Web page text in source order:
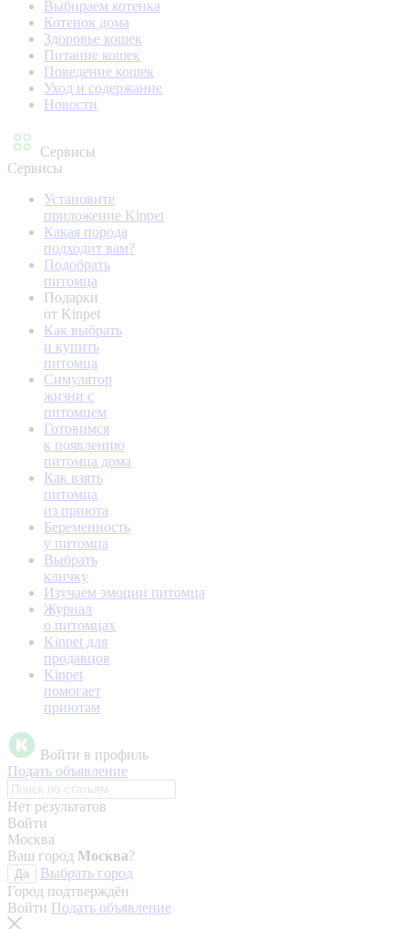
Выбираем котенка
Котенок дома
Здоровье кошек
Питание кошек
Поведение кошек
Уход и содержание
Новости
Сервисы
Сервисы
Установите
приложение Kinpet
Какая порода
подходит вам?
Подобрать
питомца
Подарки
от Kinpet
Как выбрать
и купить
питомца
Симулятор
жизни с
питомцем
Готовимся
к появлению
питомца дома
Как взять
питомца
из приюта
Беременность
у питомца
Выбрать
кличку
Изучаем эмоции питомца
Журнал
о питомцах
Kinpet для
продавцов
Kinpet
помогает
приютам
Войти в профиль
Подать объявление
Нет результатов
Войти
Москва
Ваш город Москва?
Да
Выбрать город
Город подтверждён
Войти Подать объявление